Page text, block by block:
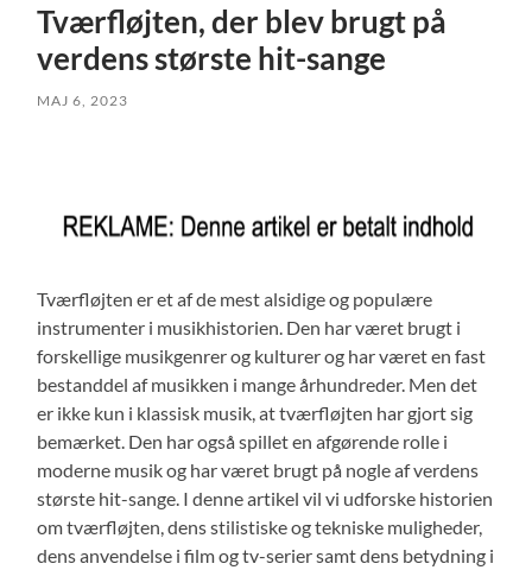
Tværfløjten, der blev brugt på
verdens største hit-sange
MAJ 6, 2023
Tværfløjten er et af de mest alsidige og populære
instrumenter i musikhistorien. Den har været brugt i
forskellige musikgenrer og kulturer og har været en fast
bestanddel af musikken i mange århundreder. Men det
er ikke kun i klassisk musik, at tværfløjten har gjort sig
bemærket. Den har også spillet en afgørende rolle i
moderne musik og har været brugt på nogle af verdens
største hit-sange. I denne artikel vil vi udforske historien
om tværfløjten, dens stilistiske og tekniske muligheder,
dens anvendelse i film og tv-serier samt dens betydning i